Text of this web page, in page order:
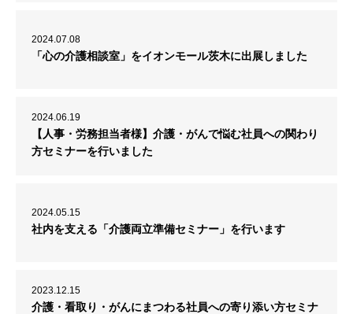
2024.07.08
「心の介護相談室」をイオンモール茨木に出展しました
2024.06.19
【人事・労務担当者様】介護・がんで悩む社員への関わり
方セミナーを行いました
2024.05.15
社内を支える「介護両立準備セミナー」を行います
2023.12.15
介護・看取り・がんにまつわる社員への寄り添い方セミナ